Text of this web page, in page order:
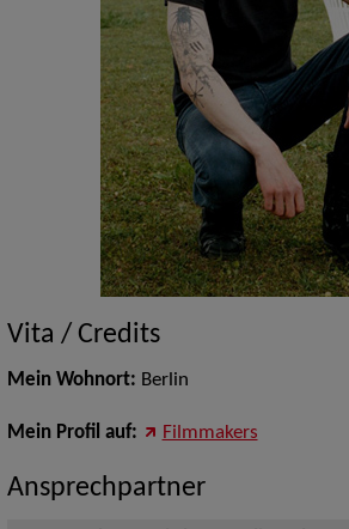
Vita / Credits
Mein Wohnort: Berlin
Mein Profil auf: Filmmakers
Ansprechpartner